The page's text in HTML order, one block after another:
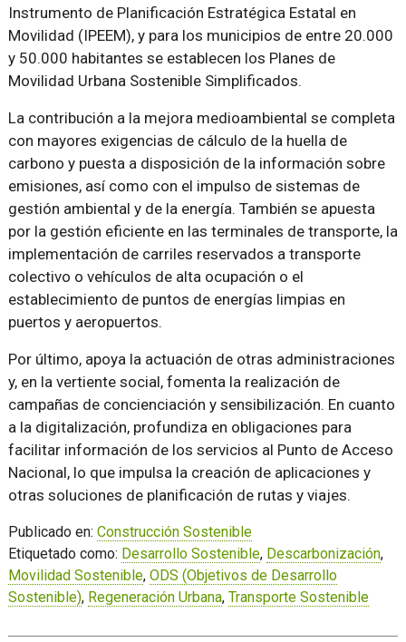
Instrumento de Planificación Estratégica Estatal en
Movilidad (IPEEM), y para los municipios de entre 20.000
y 50.000 habitantes se establecen los Planes de
Movilidad Urbana Sostenible Simplificados.
La contribución a la mejora medioambiental se completa
con mayores exigencias de cálculo de la huella de
carbono y puesta a disposición de la información sobre
emisiones, así como con el impulso de sistemas de
gestión ambiental y de la energía. También se apuesta
por la gestión eficiente en las terminales de transporte, la
implementación de carriles reservados a transporte
colectivo o vehículos de alta ocupación o el
establecimiento de puntos de energías limpias en
puertos y aeropuertos.
Por último, apoya la actuación de otras administraciones
y, en la vertiente social, fomenta la realización de
campañas de concienciación y sensibilización. En cuanto
a la digitalización, profundiza en obligaciones para
facilitar información de los servicios al Punto de Acceso
Nacional, lo que impulsa la creación de aplicaciones y
otras soluciones de planificación de rutas y viajes.
Publicado en: Construcción Sostenible
Etiquetado como: Desarrollo Sostenible, Descarbonización,
Movilidad Sostenible, ODS (Objetivos de Desarrollo
Sostenible), Regeneración Urbana, Transporte Sostenible